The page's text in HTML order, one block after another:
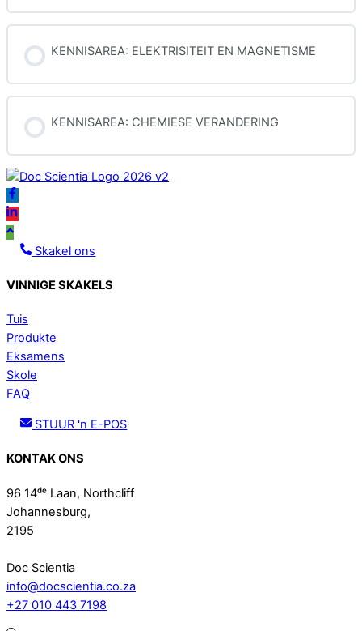
KENNISAREA: ELEKTRISITEIT EN MAGNETISME
KENNISAREA: CHEMIESE VERANDERING
label
Icon
Icon
labelSkakel ons
VINNIGE SKAKELS
Tuis
Produkte
Eksamens
Skole
FAQ
STUUR 'n E-POS
KONTAK ONS
96 14ᵈᵉ Laan, Northcliff
Johannesburg,
2195
Doc Scientia
info@docscientia.co.za
+27 010 443 7198